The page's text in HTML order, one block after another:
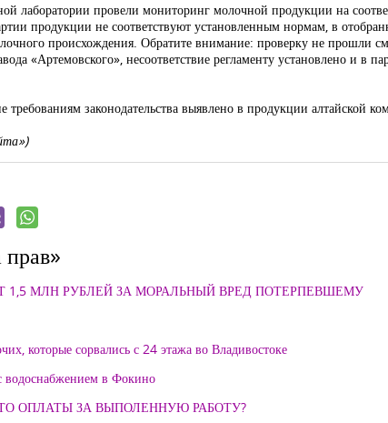
лаборатории провели мониторинг молочной продукции на
продукции не соответствуют установленным нормам, в
происхождения. Обратите внимание: проверку не прошли
«Артемовского», несоответствие регламенту установлено и в
требованиям законодательства выявлено в продукции алтайской
1,5 МЛН РУБЛЕЙ ЗА МОРАЛЬНЫЙ ВРЕД ПОТЕРПЕВШЕМУ
которые сорвались с 24 этажа во Владивостоке
водоснабжением в Фокино
ОПЛАТЫ ЗА ВЫПОЛЕННУЮ РАБОТУ?